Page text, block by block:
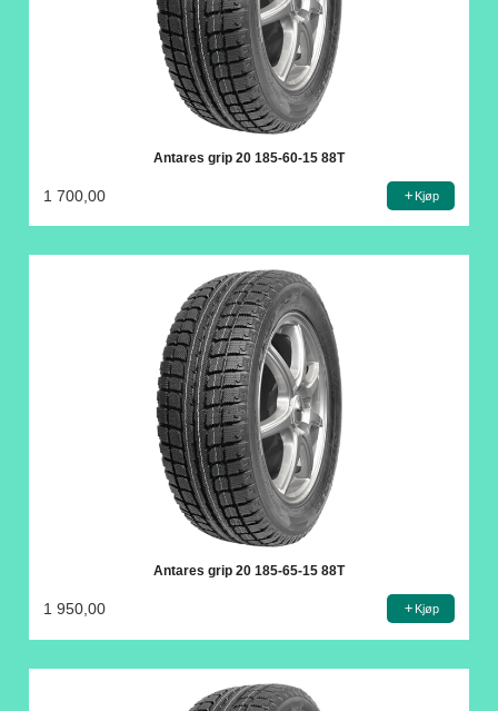
Antares grip 20 185-60-15 88T
1 700,00 Kjøp
Antares grip 20 185-65-15 88T
1 950,00 Kjøp